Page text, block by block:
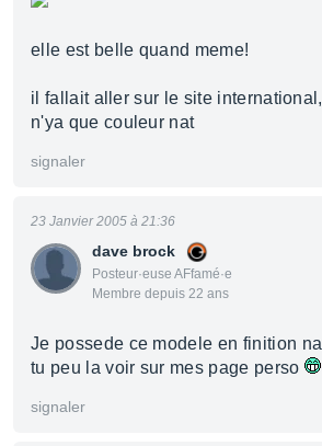
elle est belle quand meme!
il fallait aller sur le site
n'ya que couleur nat
signaler
dave brock
Posteur·euse AFfamé·e
Membre depuis 22 ans
23 Janvier 2005 à 21:36
Je possede ce modele en finition
tu peu la voir sur mes page perso
signaler